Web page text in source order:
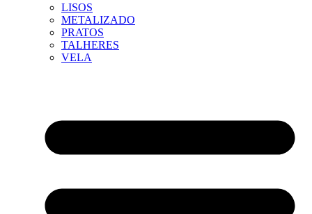
LISOS
METALIZADO
PRATOS
TALHERES
VELA